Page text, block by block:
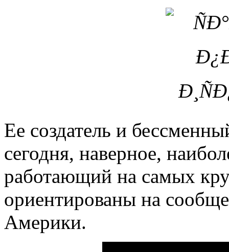
Ее создатель и
сегодня, наверное,
работающий на самых
ориентированы на
Америки.